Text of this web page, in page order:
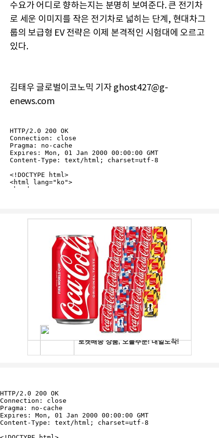
수요가 어디로 향하는지는 분명히 보여준다. 큰 전기차
로 세운 이미지를 작은 전기차로 넓히는 단계, 현대차그
룹의 보급형 EV 전략은 이제 본격적인 시험대에 오르고
있다.
김태우 글로벌이코노믹 기자 ghost427@g-
enews.com